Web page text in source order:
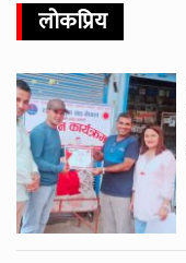
लोकप्रिय